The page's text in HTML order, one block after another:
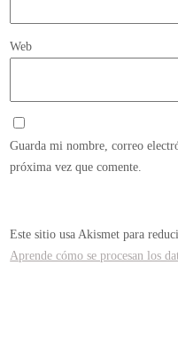
Web
Guarda mi nombre, correo
próxima vez que comente.
Este sitio usa Akismet para
Aprende cómo se procesan los